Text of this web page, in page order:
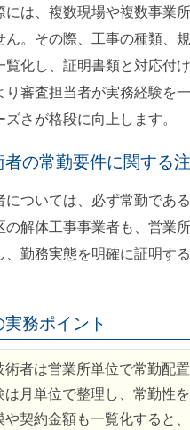
には、複数現場や複数事業
ん。その際、工事の種類、
覧化し、証明書類と対応付
り審査担当者が実務経験を一
ズさが格段に向上します。
の常勤要件に関する
については、必ず常勤であ
の解体工事事業者も、営業
、勤務実態を明確に証明す
務ポイント
術者は営業所単位で常勤配置
は月単位で整理し、常勤性
や契約金額も一覧化すると